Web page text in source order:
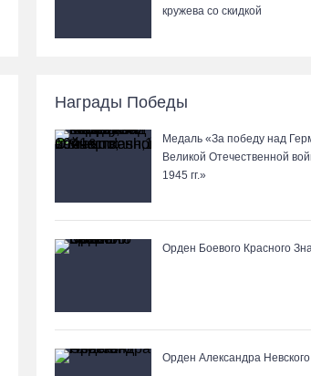
первое полугодие 2026 года
Вологодчина готовится к масштабному
06.08.26 / 14:43
кружева со скидкой
Награды Победы
Медаль «За победу над
Великой Отечественной
1945 гг.»
Орден Боевого Красного
Орден Александра Невского